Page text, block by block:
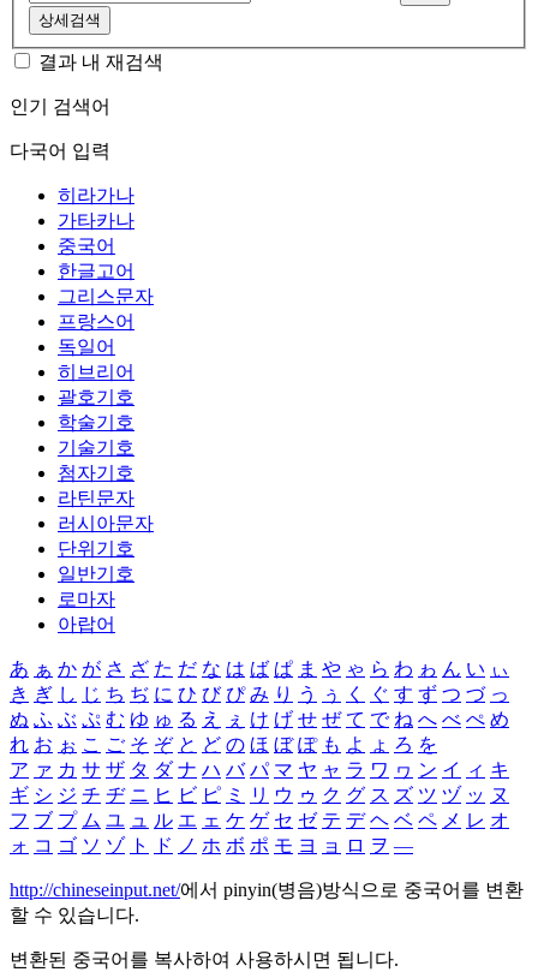
상세검색
결과 내 재검색
인기 검색어
다국어 입력
히라가나
가타카나
중국어
한글고어
그리스문자
프랑스어
독일어
히브리어
괄호기호
학술기호
기술기호
첨자기호
라틴문자
러시아문자
단위기호
일반기호
로마자
아랍어
あ ぁ か が さ ざ た だ な は ば ぱ ま や ゃ ら わ ゎ ん い ぃ
き ぎ し じ ち ぢ に ひ び ぴ み り う ぅ く ぐ す ず つ づ っ
ぬ ふ ぶ ぷ む ゆ ゅ る え ぇ け げ せ ぜ て で ね へ べ ぺ め
れ お ぉ こ ご そ ぞ と ど の ほ ぼ ぽ も よ ょ ろ を
ア ァ カ サ ザ タ ダ ナ ハ バ パ マ ヤ ャ ラ ワ ヮ ン イ ィ キ
ギ シ ジ チ ヂ ニ ヒ ビ ピ ミ リ ウ ゥ ク グ ス ズ ツ ヅ ッ ヌ
フ ブ プ ム ユ ュ ル エ ェ ケ ゲ セ ゼ テ デ ヘ ベ ペ メ レ オ
ォ コ ゴ ソ ゾ ト ド ノ ホ ボ ポ モ ヨ ョ ロ ヲ ―
http://chineseinput.net/에서 pinyin(병음)방식으로 중국어를 변환
할 수 있습니다.
변환된 중국어를 복사하여 사용하시면 됩니다.